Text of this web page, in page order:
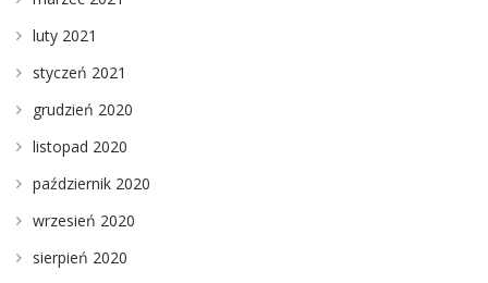
luty 2021
styczeń 2021
grudzień 2020
listopad 2020
październik 2020
wrzesień 2020
sierpień 2020